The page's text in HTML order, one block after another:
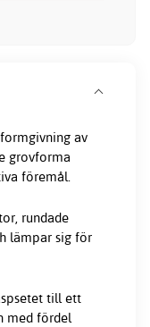
av
grovforma
föremål.
rundade
lämpar sig för
till ett
med fördel